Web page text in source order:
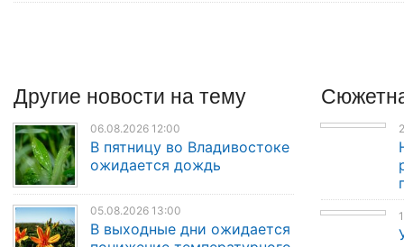
Другие новости на тему
06.08.2026 12:00
В пятницу во Владивостоке
ожидается дождь
05.08.2026 13:00
В выходные дни ожидается